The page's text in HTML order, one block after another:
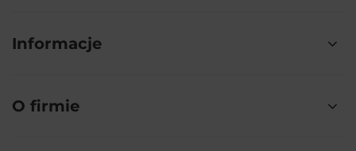
Informacje
O firmie